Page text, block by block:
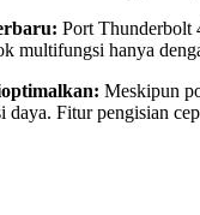
Port Thunderbolt
multifungsi hanya
Meskipun
daya. Fitur pengisian